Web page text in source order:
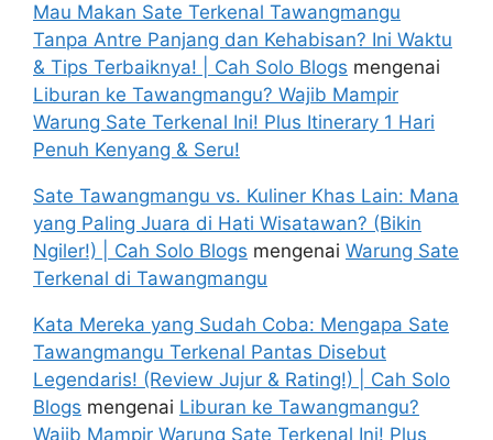
Mau Makan Sate Terkenal Tawangmangu
Tanpa Antre Panjang dan Kehabisan? Ini Waktu
& Tips Terbaiknya! | Cah Solo Blogs mengenai
Liburan ke Tawangmangu? Wajib Mampir
Warung Sate Terkenal Ini! Plus Itinerary 1 Hari
Penuh Kenyang & Seru!
Sate Tawangmangu vs. Kuliner Khas Lain: Mana
yang Paling Juara di Hati Wisatawan? (Bikin
Ngiler!) | Cah Solo Blogs mengenai Warung Sate
Terkenal di Tawangmangu
Kata Mereka yang Sudah Coba: Mengapa Sate
Tawangmangu Terkenal Pantas Disebut
Legendaris! (Review Jujur & Rating!) | Cah Solo
Blogs mengenai Liburan ke Tawangmangu?
Wajib Mampir Warung Sate Terkenal Ini! Plus